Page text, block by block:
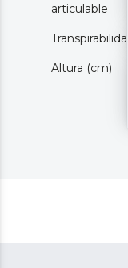
articulable
Transpirabilidad
Altura (cm)